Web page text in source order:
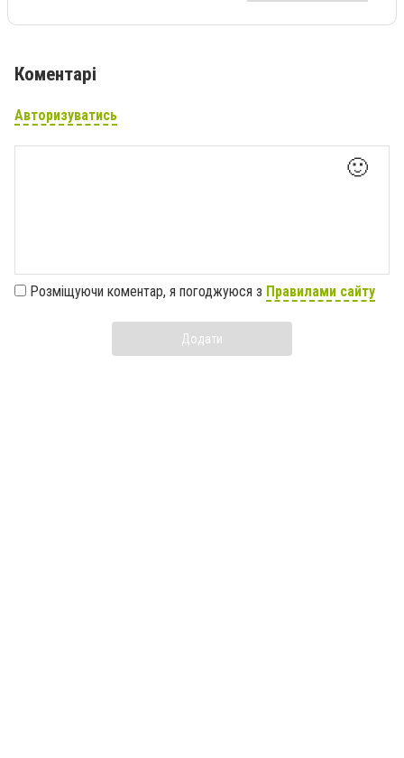
Коментарі
Авторизуватись
🙂
Розміщуючи коментар, я погоджуюся з Правилами сайту
Додати